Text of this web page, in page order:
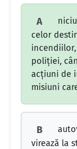
A
celor
poliţiei,
acţiuni de
misiuni
B
virează la